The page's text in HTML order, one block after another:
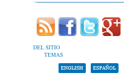
Estadísticas
Objetivos
Portafolio
DEL SITIO
TEMAS